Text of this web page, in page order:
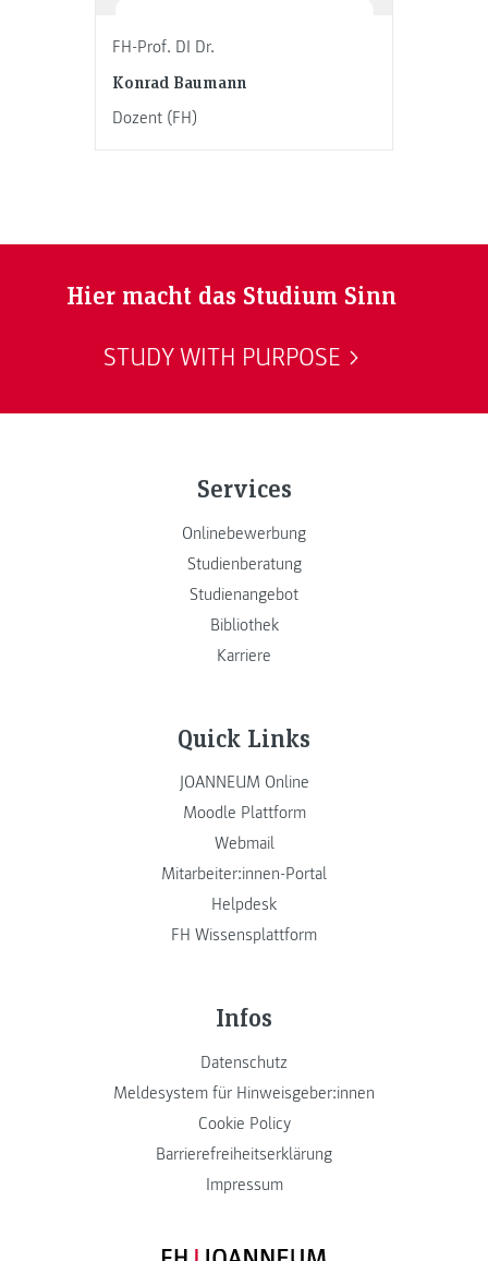
FH-Prof. DI Dr.
Konrad Baumann
Dozent (FH)
Hier macht das Studium Sinn
STUDY WITH PURPOSE
Services
Onlinebewerbung
Studienberatung
Studienangebot
Bibliothek
Karriere
Quick Links
JOANNEUM Online
Moodle Plattform
Webmail
Mitarbeiter:innen-Portal
Helpdesk
FH Wissensplattform
Infos
Datenschutz
Meldesystem für Hinweisgeber:innen
Cookie Policy
Barrierefreiheitserklärung
Impressum